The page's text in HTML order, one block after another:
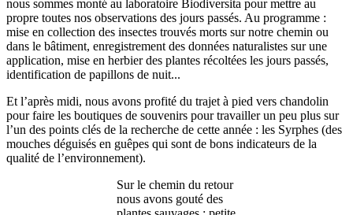
nous sommes monté au laboratoire Biodiversita pour mettre au
propre toutes nos observations des jours passés. Au programme :
mise en collection des insectes trouvés morts sur notre chemin ou
dans le bâtiment, enregistrement des données naturalistes sur une
application, mise en herbier des plantes récoltées les jours passés,
identification de papillons de nuit...
Et l’après midi, nous avons profité du trajet à pied vers chandolin
pour faire les boutiques de souvenirs pour travailler un peu plus sur
l’un des points clés de la recherche de cette année : les Syrphes (des
mouches déguisés en guêpes qui sont de bons indicateurs de la
qualité de l’environnement).
Sur le chemin du retour
nous avons gouté des